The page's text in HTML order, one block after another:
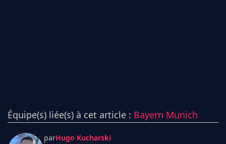
Équipe(s) liée(s) à cet article : Bayern Munich
parHugo Kucharski